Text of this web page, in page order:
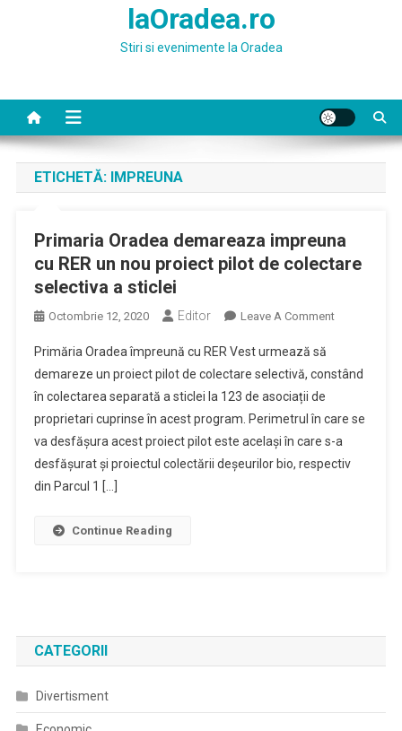
laOradea.ro
Stiri si evenimente la Oradea
ETICHETĂ: IMPREUNA
Primaria Oradea demareaza impreuna
cu RER un nou proiect pilot de colectare
selectiva a sticlei
Octombrie 12, 2020 Editor Leave A CommentOn
Demareaza
Cu
RER
Un
Primăria Oradea împreună cu RER Vest urmează să
demareze un proiect pilot de colectare selectivă, constând
în colectarea separată a sticlei la 123 de asociații de
proprietari cuprinse în acest program. Perimetrul în care se
va desfășura acest proiect pilot este același în care s-a
desfășurat și proiectul colectării deșeurilor bio, respectiv
din Parcul 1 […]
Continue Reading
CATEGORII
Divertisment